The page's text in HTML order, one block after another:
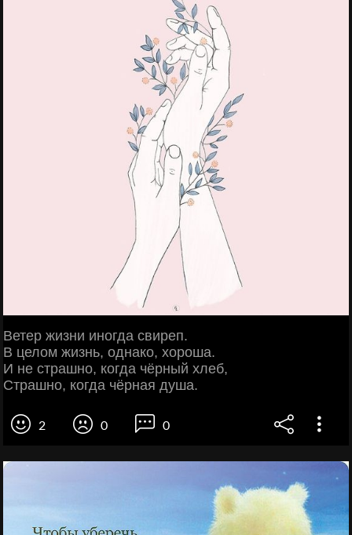
Ветер жизни иногда свиреп.
В целом жизнь, однако, хороша.
И не страшно, когда чёрный хлеб,
Страшно, когда чёрная душа.
2 0 0